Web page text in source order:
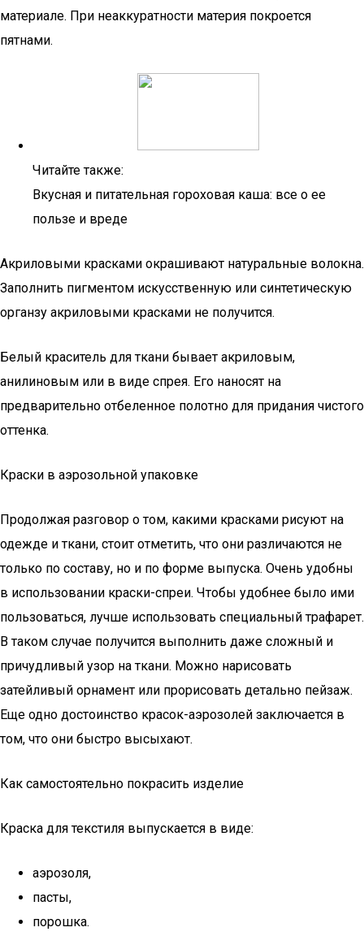
материале. При неаккуратности материя покроется
пятнами.
Читайте также:
Вкусная и питательная гороховая каша: все о ее
пользе и вреде
Акриловыми красками окрашивают натуральные волокна.
Заполнить пигментом искусственную или синтетическую
органзу акриловыми красками не получится.
Белый краситель для ткани бывает акриловым,
анилиновым или в виде спрея. Его наносят на
предварительно отбеленное полотно для придания чистого
оттенка.
Краски в аэрозольной упаковке
Продолжая разговор о том, какими красками рисуют на
одежде и ткани, стоит отметить, что они различаются не
только по составу, но и по форме выпуска. Очень удобны
в использовании краски-спреи. Чтобы удобнее было ими
пользоваться, лучше использовать специальный трафарет.
В таком случае получится выполнить даже сложный и
причудливый узор на ткани. Можно нарисовать
затейливый орнамент или прорисовать детально пейзаж.
Еще одно достоинство красок-аэрозолей заключается в
том, что они быстро высыхают.
Как самостоятельно покрасить изделие
Краска для текстиля выпускается в виде:
аэрозоля,
пасты,
порошка.